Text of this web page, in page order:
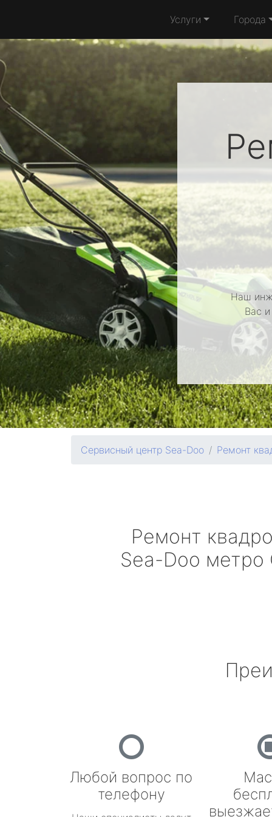
Услуги Города
Наш
Вас
Сервисный центр Sea-Doo Ремонт
Ремонт
Sea-Doo метро
Любой вопрос по
телефону